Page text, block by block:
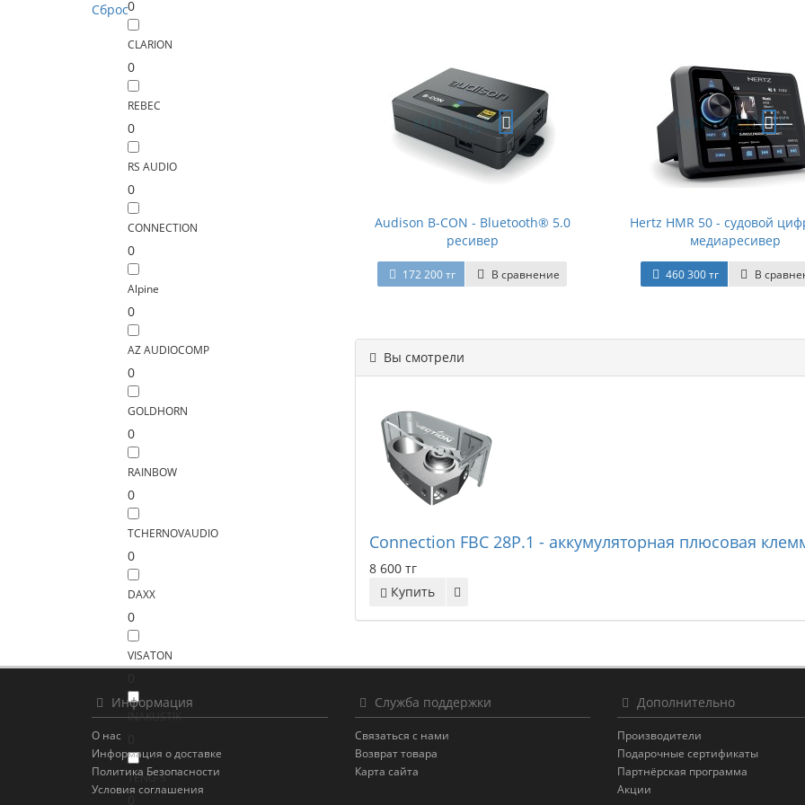
0
CLARION
0
REBEC
0
RS AUDIO
0
CONNECTION
0
Alpine
0
AZ AUDIOCOMP
0
GOLDHORN
0
RAINBOW
0
TCHERNOVAUDIO
0
DAXX
0
VISATON
INAKUSTIK
TENG-S
Сброс
Audison B-CON - Bluetooth® 5.0
ресивер
172 200 тг В сравнение
Hertz HMR 50 - судовой
медиаресивер
460 300 тг В
Вы смотрели
Connection FBC 28P.1 - аккумуляторная плюсовая
8 600 тг
Купить
Информация
О нас
Информация о доставке
Политика Безопасности
Условия соглашения
Служба поддержки
Связаться с нами
Возврат товара
Карта сайта
Дополнительно
Производители
Подарочные сертификаты
Партнёрская программа
Акции